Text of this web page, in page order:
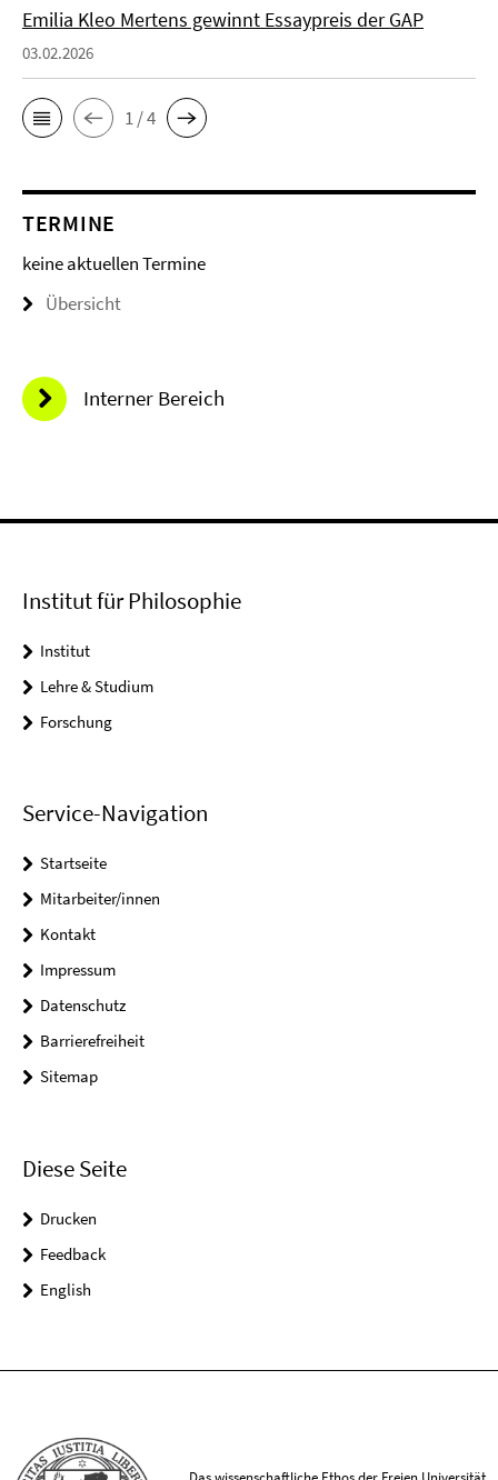
Emilia Kleo Mertens gewinnt Essaypreis der GAP
03.02.2026
1 / 4
TERMINE
keine aktuellen Termine
Übersicht
Interner Bereich
Institut für Philosophie
Institut
Lehre & Studium
Forschung
Service-Navigation
Startseite
Mitarbeiter/innen
Kontakt
Impressum
Datenschutz
Barrierefreiheit
Sitemap
Diese Seite
Drucken
Feedback
English